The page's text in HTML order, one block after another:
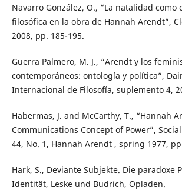
Navarro González, O., “La natalidad como
filosófica en la obra de Hannah Arendt”,
2008, pp. 185-195.
Guerra Palmero, M. J., “Arendt y los
contemporáneos: ontología y política”,
Internacional de Filosofía, suplemento 4,
Habermas, J. and McCarthy, T., “Hannah
Communications Concept of Power”,
44, No. 1, Hannah Arendt , spring 1977,
Hark, S., Deviante Subjekte. Die paradoxe
Identität, Leske und Budrich, Opladen.